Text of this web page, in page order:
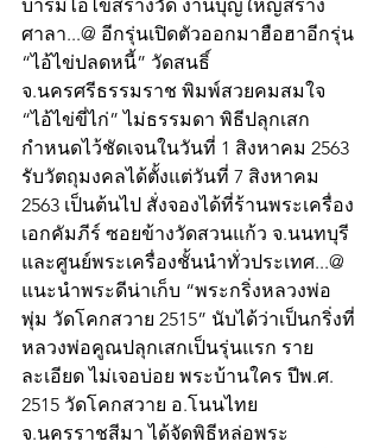
บารมีไอ้ไข่สร้างวัด งานบุญใหญ่สร้าง
ศาลา...@ อีกรุ่นเปิดตัวออกมาฮือฮาอีกรุ่น
“ไอ้ไข่ปลดหนี้” วัดสนธิ์
จ.นครศรีธรรมราช พิมพ์สวยคมสมใจ
“ไอ้ไข่ขี่ไก่” ไม่ธรรมดา พิธีปลุกเสก
กำหนดไว้ชัดเจนในวันที่ 1 สิงหาคม 2563
รับวัตถุมงคลได้ตั้งแต่วันที่ 7 สิงหาคม
2563 เป็นต้นไป สั่งจองได้ที่ร้านพระเครื่อง
เอกคัมภีร์ ซอยข้างวัดสวนแก้ว จ.นนทบุรี
และศูนย์พระเครื่องชั้นนำทั่วประเทศ...@
แนะนำพระดีน่าเก็บ “พระกริ่งหลวงพ่อ
พุ่ม วัดโคกสวาย 2515” นับได้ว่าเป็นกริ่งที่
หลวงพ่อคูณปลุกเสกเป็นรุ่นแรก ราย
ละเอียด ไม่เจอบ่อย พระบ้านใคร ปีพ.ศ.
2515 วัดโคกสวาย อ.โนนไทย
จ.นครราชสีมา ได้จัดพิธีหล่อพระ